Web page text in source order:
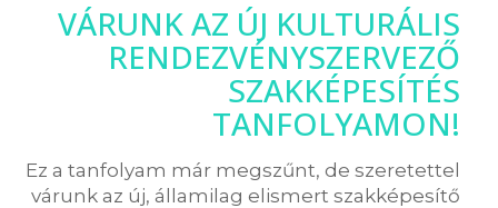
VÁRUNK AZ ÚJ KULTURÁLIS
RENDEZVÉNYSZERVEZŐ
SZAKKÉPESÍTÉS
TANFOLYAMON!
Ez a tanfolyam már megszűnt, de szeretettel
várunk az új, államilag elismert szakképesítő